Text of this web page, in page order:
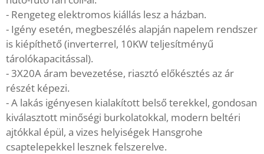
- Rengeteg elektromos kiállás lesz a házban.
- Igény esetén, megbeszélés alapján napelem rendszer
is kiépíthető (inverterrel, 10KW teljesítményű
tárolókapacitással).
- 3X20A áram bevezetése, riasztó előkésztés az ár
részét képezi.
- A lakás igényesen kialakított belső terekkel, gondosan
kiválasztott minőségi burkolatokkal, modern beltéri
ajtókkal épül, a vizes helyiségek Hansgrohe
csaptelepekkel lesznek felszerelve.